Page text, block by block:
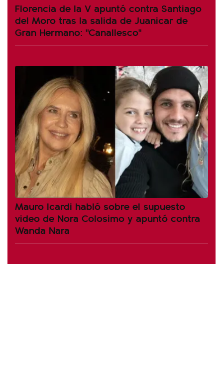
Florencia de la V apuntó contra Santiago
del Moro tras la salida de Juanicar de
Gran Hermano: "Canallesco"
Mauro Icardi habló sobre el supuesto
video de Nora Colosimo y apuntó contra
Wanda Nara